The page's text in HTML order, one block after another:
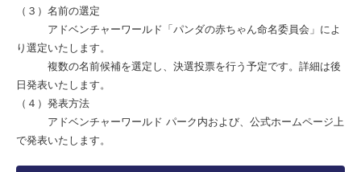
（３）名前の選定
アドベンチャーワールド「パンダの赤ちゃん命名委員会」によ
り選定いたします。
複数の名前候補を選定し、決選投票を行う予定です。詳細は後
日発表いたします。
（４）発表方法
アドベンチャーワールド パーク内および、公式ホームページ上
で発表いたします。